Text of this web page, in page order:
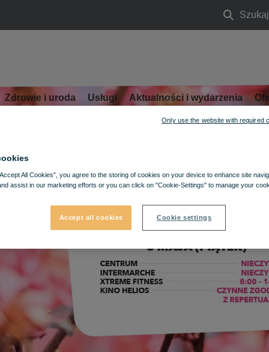
Szukaj
Szukaj
Zdrowie i uroda Usługi Aktualności i wydarzenia
All Cookies”, you agree to the storing of cookies on your device to enhance site
assist in our marketing efforts or you can click on "Cookie-Settings" to manage your
Accept all cookies Cookie settings
Only use the website with required